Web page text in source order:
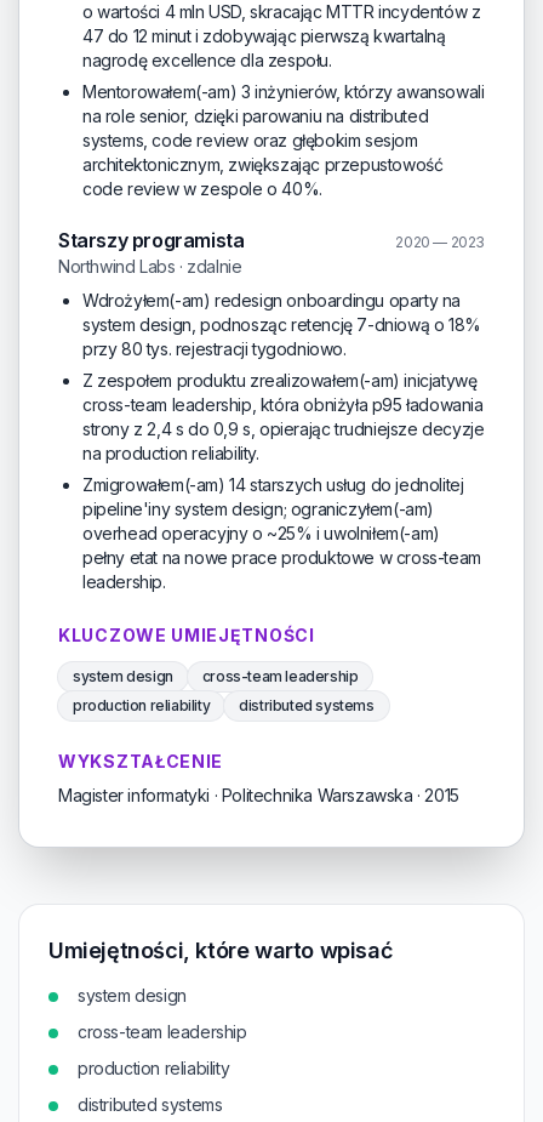
o wartości 4 mln USD, skracając MTTR incydentów z
47 do 12 minut i zdobywając pierwszą kwartalną
nagrodę excellence dla zespołu.
Mentorowałem(-am) 3 inżynierów, którzy awansowali
na role senior, dzięki parowaniu na distributed
systems, code review oraz głębokim sesjom
architektonicznym, zwiększając przepustowość
code review w zespole o 40%.
Starszy programista 2020 — 2023
Northwind Labs · zdalnie
Wdrożyłem(-am) redesign onboardingu oparty na
system design, podnosząc retencję 7-dniową o 18%
przy 80 tys. rejestracji tygodniowo.
Z zespołem produktu zrealizowałem(-am) inicjatywę
cross-team leadership, która obniżyła p95 ładowania
strony z 2,4 s do 0,9 s, opierając trudniejsze decyzje
na production reliability.
Zmigrowałem(-am) 14 starszych usług do jednolitej
pipeline'iny system design; ograniczyłem(-am)
overhead operacyjny o ~25% i uwolniłem(-am)
pełny etat na nowe prace produktowe w cross-team
leadership.
KLUCZOWE UMIEJĘTNOŚCI
system design
cross-team leadership
production reliability
distributed systems
WYKSZTAŁCENIE
Magister informatyki · Politechnika Warszawska · 2015
Umiejętności, które warto wpisać
system design
cross-team leadership
production reliability
distributed systems